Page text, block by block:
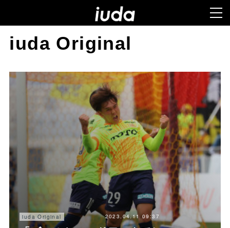
iuda Original
iuda Original 2023.04.11 09:37